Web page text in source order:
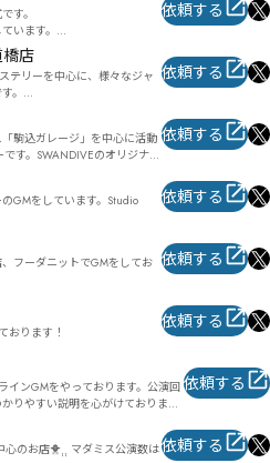
ング、幕間、エンディング
、演出追加)
す。
います。
本物語シリーズを展開してい
依頼する
橋店
テリーを中心に、様々なジャ
。
は姉妹店。
依頼する
駒込ガレージ」を中心に活動
す。SWANDIVEのオリジナル
。
依頼する
GMをしています。Studio
イスペースのお約束有り。(ご
もしております。
行うゲームキャスターとい
。
卒宜しくお願い致します☺
依頼する
フーダニットでGMをしてお
ーズ
依頼する
おります！
依頼する
インGMをやっております。公演回
りやすい説明を心がけておりま
＋1人800円(場所代別途)、オンライ
。出張は土日のみ。オンラインは
相談ください。
依頼する
のお店🐥⸒⸒ マダミス公演数は依頼する